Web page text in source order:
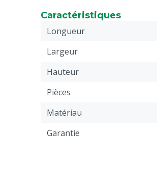
Caractéristiques
Longueur
Largeur
Hauteur
Pièces
Matériau
Garantie